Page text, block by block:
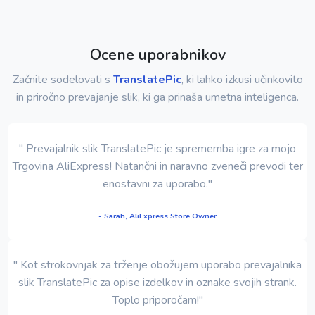
Ocene uporabnikov
Začnite sodelovati s TranslatePic, ki lahko izkusi učinkovito
in priročno prevajanje slik, ki ga prinaša umetna inteligenca.
" Prevajalnik slik TranslatePic je sprememba igre za mojo
Trgovina AliExpress! Natančni in naravno zveneči prevodi ter
enostavni za uporabo."
- Sarah, AliExpress Store Owner
" Kot strokovnjak za trženje obožujem uporabo prevajalnika
slik TranslatePic za opise izdelkov in oznake svojih strank.
Toplo priporočam!"